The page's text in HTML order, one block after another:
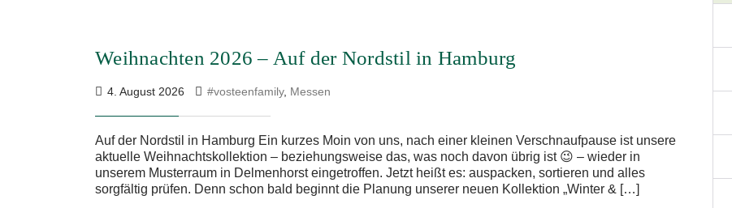
Weihnachten 2026 – Auf der Nordstil in Hamburg
4. August 2026 #vosteenfamily, Messen
Auf der Nordstil in Hamburg Ein kurzes Moin von uns, nach einer kleinen Verschnaufpause ist unsere
aktuelle Weihnachtskollektion – beziehungsweise das, was noch davon übrig ist 😉 – wieder in
unserem Musterraum in Delmenhorst eingetroffen. Jetzt heißt es: auspacken, sortieren und alles
sorgfältig prüfen. Denn schon bald beginnt die Planung unserer neuen Kollektion „Winter & […]